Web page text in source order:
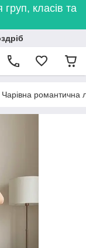
класів та
Чарівна романтична